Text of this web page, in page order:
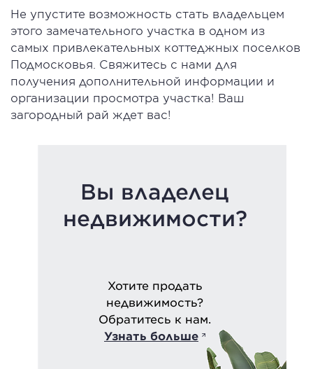
Не упустите возможность стать владельцем
этого замечательного участка в одном из
самых привлекательных коттеджных поселков
Подмосковья. Свяжитесь с нами для
получения дополнительной информации и
организации просмотра участка! Ваш
загородный рай ждет вас!
Вы владелец
недвижимости?
Хотите продать
недвижимость?
Обратитесь к нам.
Узнать больше